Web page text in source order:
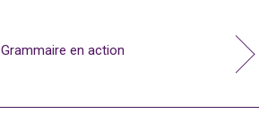
Grammaire en action